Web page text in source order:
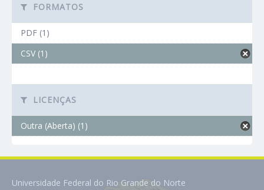
FORMATOS
PDF (1)
CSV (1)
LICENÇAS
Outra (Aberta) (1)
Universidade Federal do Rio Grande do Norte